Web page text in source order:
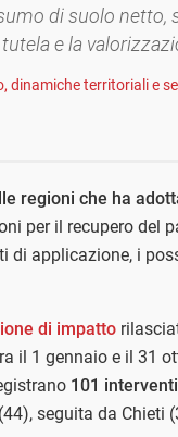
di suolo netto,
e la
dinamiche territoriali e
regioni che ha
per il recupero del
di applicazione, i
di impatto
il 1 gennaio e il 31
101
seguita da Chieti